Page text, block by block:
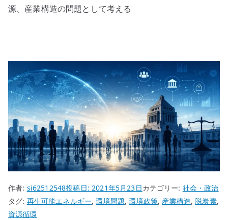
源、産業構造の問題として考える
作者: si62512548投稿日:2021年5月23日カテゴリー: 社会・政治
タグ: 再生可能エネルギー,環境問題,環境政策, 産業構造, 脱炭素,
資源循環